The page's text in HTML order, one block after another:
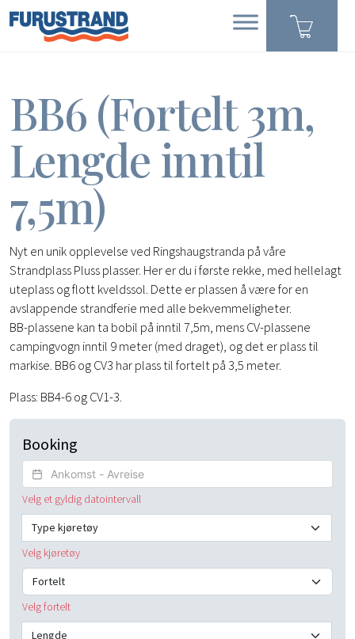
BB6 (Fortelt 3m,
Lengde inntil
7,5m)
Nyt en unik opplevelse ved Ringshaugstranda på våre
Strandplass Pluss plasser. Her er du i første rekke, med hellelagt
uteplass og flott kveldssol. Dette er plassen å være for en
avslappende strandferie med alle bekvemmeligheter.
BB-plassene kan ta bobil på inntil 7,5m, mens CV-plassene
campingvogn inntil 9 meter (med draget), og det er plass til
markise. BB6 og CV3 har plass til fortelt på 3,5 meter.
Plass: BB4-6 og CV1-3.
Booking
Velg datoer
Velg et gyldig datointervall
Type kjøretøy
Velg kjøretøy
Fortelt
Velg fortelt
Lengde